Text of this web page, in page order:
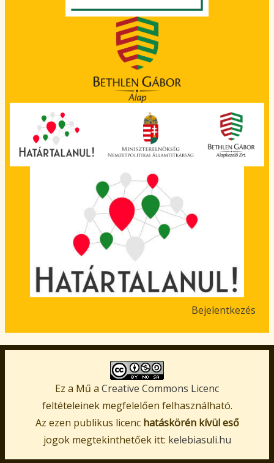
account
Bejelentkezés
Ez a Mű a Creative Commons Licenc
feltételeinek megfelelően felhasználható.
Az ezen publikus licenc hatáskörén kívül eső
jogok megtekinthetőek itt: kelebiasuli.hu